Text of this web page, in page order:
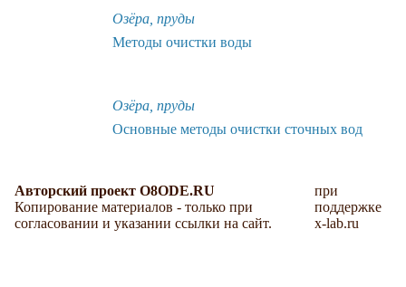
Озёра, пруды
Методы очистки воды
Озёра, пруды
Основные методы очистки сточных вод
Авторский проект O8ODE.RU
Копирование материалов - только при
согласовании и указании ссылки на сайт.
при
поддержке
x-lab.ru